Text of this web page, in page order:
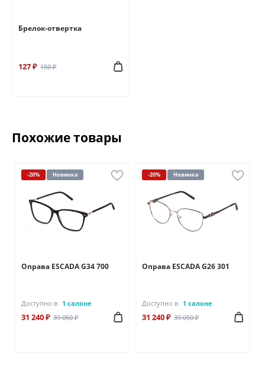
Брелок-отвертка
127 ₽ 150 ₽
Похожие товары
-20% Новинка
Оправа ESCADA G34 700
Доступно в 1 салоне
31 240 ₽ 39 050 ₽
-20% Новинка
Оправа ESCADA G26 301
Доступно в 1 салоне
31 240 ₽ 39 050 ₽